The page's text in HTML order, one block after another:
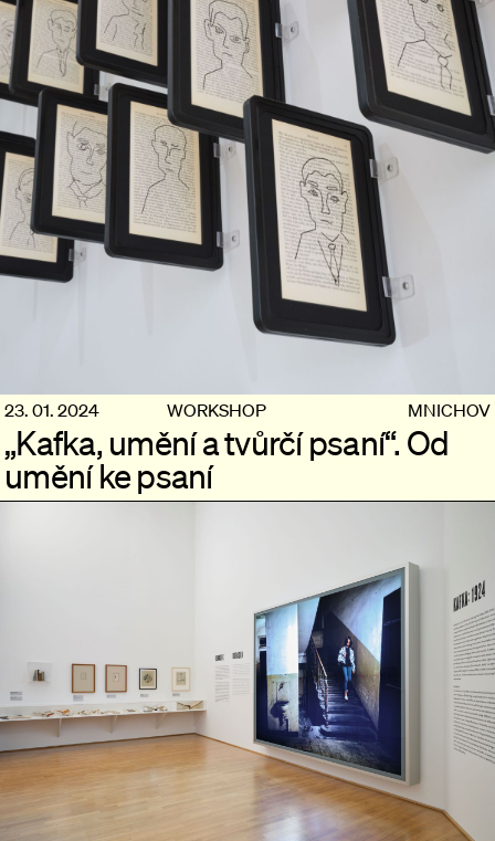
23. 01. 2024 WORKSHOP MNICHOV
„Kafka, umění a tvůrčí psaní“. Od
umění ke psaní